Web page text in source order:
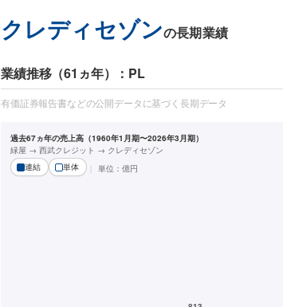
クレディセゾンの長期業績
業績推移（61ヵ年）：PL
有価証券報告書などの公開データに基づく長期データ
過去67ヵ年の売上高（1960年1月期〜2026年3月期）
緑屋 → 西武クレジット → クレディセゾン
連結
単体 単位： 億円